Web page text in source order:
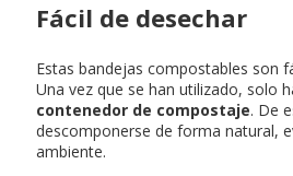
Fácil de desechar
Estas bandejas compostables son
Una vez que se han utilizado, solo
contenedor de compostaje. De
descomponerse de forma natural,
ambiente.